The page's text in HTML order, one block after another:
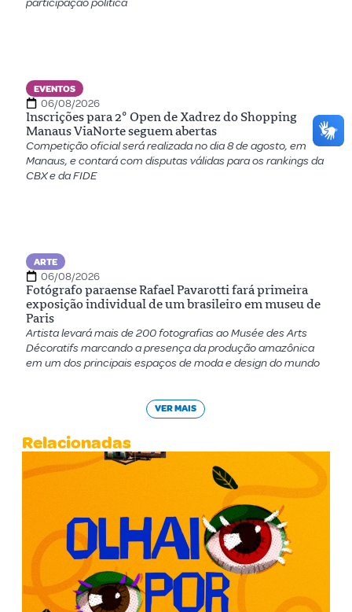
EVENTOS
06/08/2026
Inscrições para 2º Open de Xadrez do Shopping
Manaus ViaNorte seguem abertas
Competição oficial será realizada no dia 8 de agosto, em
Manaus, e contará com disputas válidas para os rankings da
CBX e da FIDE
ARTE
06/08/2026
Fotógrafo paraense Rafael Pavarotti fará primeira
exposição individual de um brasileiro em museu de
Paris
Artista levará mais de 200 fotografias ao Musée des Arts
Décoratifs marcando a presença da produção amazônica
em um dos principais espaços de moda e design do mundo
VER MAIS
Relacionadas